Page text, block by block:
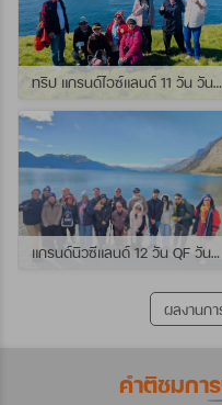
ทริป แกรนด์ไอซ์แลนด์ 11 วัน วันที่ 25 กรกฏาคม - 04 สิงหาคม 2569 เดินทางกับไกด์พี่เปิ้ล
แกรนด์นิวซีแลนด์ 12 วัน QF วันที่ 22 กรกฎาคม - 3 สิงหาคม 2569 เดินทางกับไกด์พี่โจ้
ผลงานก
คำติชมกา